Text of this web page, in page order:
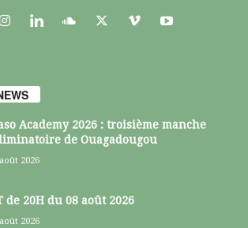
Academy 2026 : troisième manche
de Ouagadougou
2026
de 20H du 08 août 2026
2026